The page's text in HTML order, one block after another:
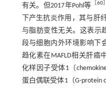
有关。但2017年Pohl等 ［60］
下产生抗炎作用，其与肝
与脂肪变性无关。这表示
段与细胞内外环境影响下
趋化素在MAFLD相关肝癌
化样因子受体1（
蛋白偶联受体1（G-protein